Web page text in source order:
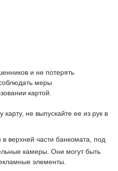
и не потерять
меры
картой.
карту, не выпускайте ее из рук в
в верхней части банкомата, под
камеры. Они могут быть
элементы.